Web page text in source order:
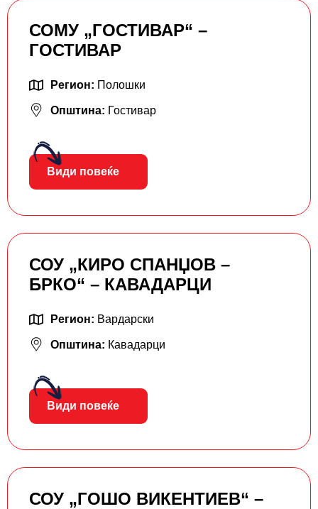
СОМУ „ГОСТИВАР“ –
ГОСТИВАР
Регион: Полошки
Општина: Гостивар
Види повеќе
СОУ „КИРО СПАНЏОВ –
БРКО“ – КАВАДАРЦИ
Регион: Вардарски
Општина: Кавадарци
Види повеќе
СОУ „ГОШО ВИКЕНТИЕВ“ –